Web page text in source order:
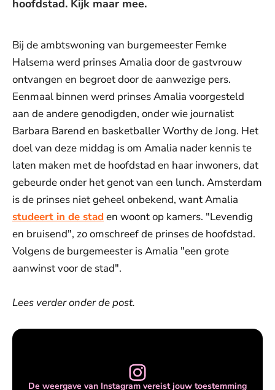
hoofdstad. Kijk maar mee.
Bij de ambtswoning van burgemeester Femke
Halsema werd prinses Amalia door de gastvrouw
ontvangen en begroet door de aanwezige pers.
Eenmaal binnen werd prinses Amalia voorgesteld
aan de andere genodigden, onder wie journalist
Barbara Barend en basketballer Worthy de Jong. Het
doel van deze middag is om Amalia nader kennis te
laten maken met de hoofdstad en haar inwoners, dat
gebeurde onder het genot van een lunch. Amsterdam
is de prinses niet geheel onbekend, want Amalia
studeert in de stad en woont op kamers. "Levendig
en bruisend", zo omschreef de prinses de hoofdstad.
Volgens de burgemeester is Amalia "een grote
aanwinst voor de stad".
Lees verder onder de post.
De weergave van Instagram vereist jouw toestemming